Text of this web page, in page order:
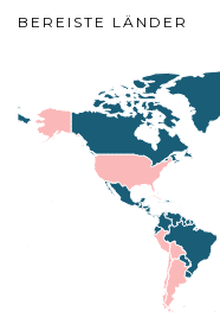
BEREISTE LÄNDER